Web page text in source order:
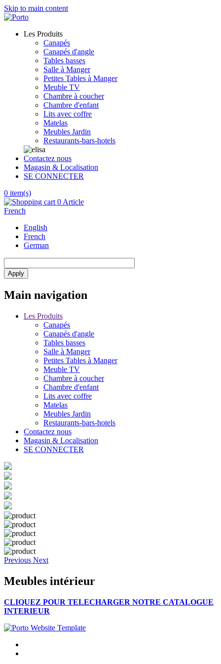
Skip to main content
Les Produits
Canapés
Canapés d'angle
Tables basses
Salle à Manger
Petites Tables à Manger
Meuble TV
Chambre à coucher
Chambre d'enfant
Lits avec coffre
Matelas
Meubles Jardin
Restaurants-bars-hotels
Contactez nous
Magasin & Localisation
SE CONNECTER
0 item(s)
0 Article
French
English
French
German
Main navigation
Les Produits
Canapés
Canapés d'angle
Tables basses
Salle à Manger
Petites Tables à Manger
Meuble TV
Chambre à coucher
Chambre d'enfant
Lits avec coffre
Matelas
Meubles Jardin
Restaurants-bars-hotels
Contactez nous
Magasin & Localisation
SE CONNECTER
Previous Next
Meubles intérieur
CLIQUEZ POUR TELECHARGER NOTRE CATALOGUE
INTERIEUR